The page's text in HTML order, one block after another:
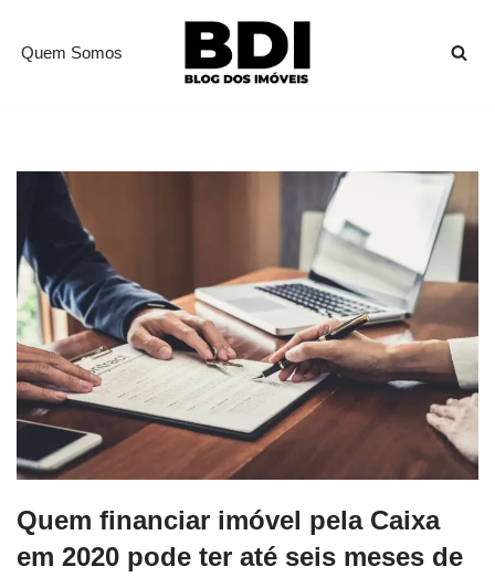
Pular
Quem Somos
Quem financiar imóvel pela Caixa
em 2020 pode ter até seis meses de